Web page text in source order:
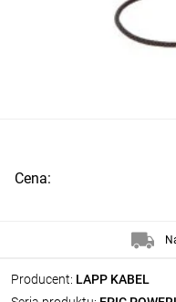
Producent: LAPP KABEL
Cena: